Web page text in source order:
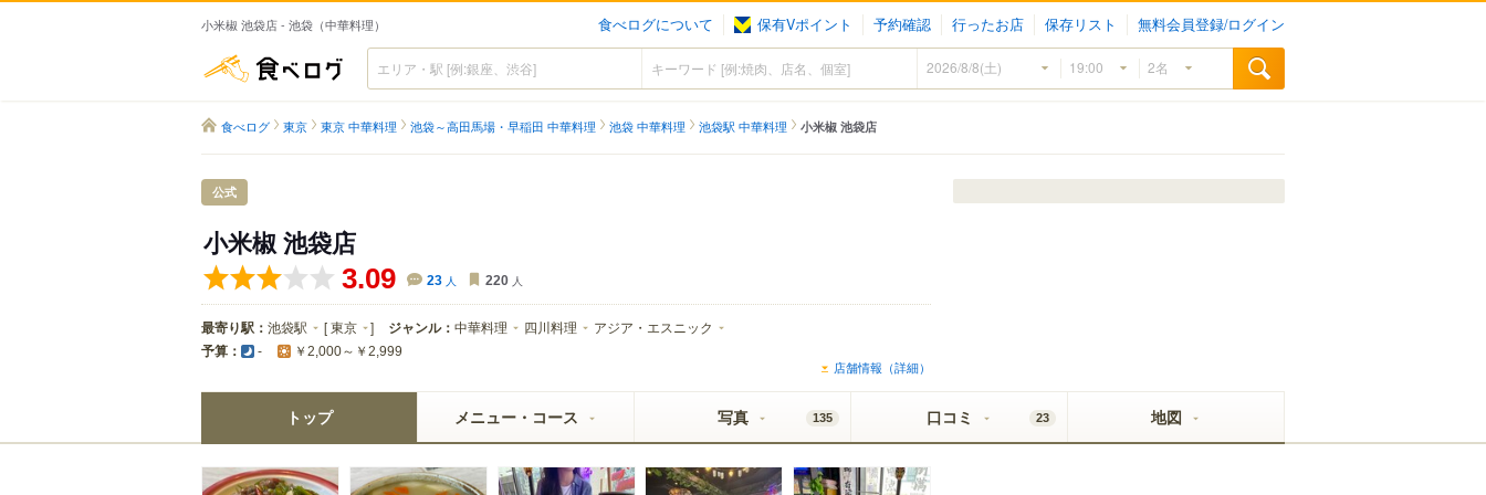
小米椒 池袋店 - 池袋（中華料理） 食べログについて 保有Vポイント 予約確認 行ったお店 保存リスト 無料会員登録/ログイン
食べログ
食べログ 東京 東京 中華料理 池袋～高田馬場・早稲田 中華料理 池袋 中華料理 池袋駅 中華料理 小米椒 池袋店
公式
小米椒 池袋店
3.09 23 人 220 人
最寄り駅： 池袋駅 [東京 ] ジャンル： 中華料理 四川料理 アジア・エスニック
予算： - ￥2,000～￥2,999
店舗情報（詳細）
トップ メニュー・コース 写真 135 口コミ 23 地図